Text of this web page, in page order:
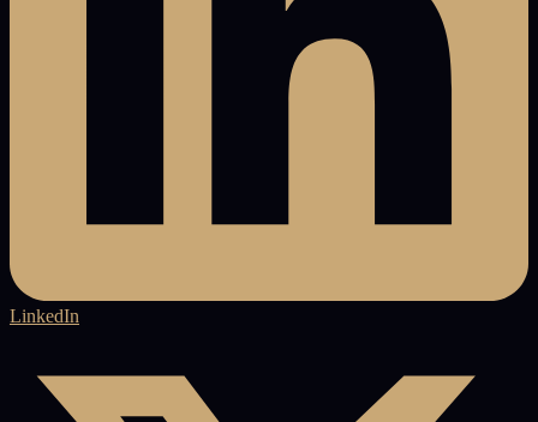
LinkedIn